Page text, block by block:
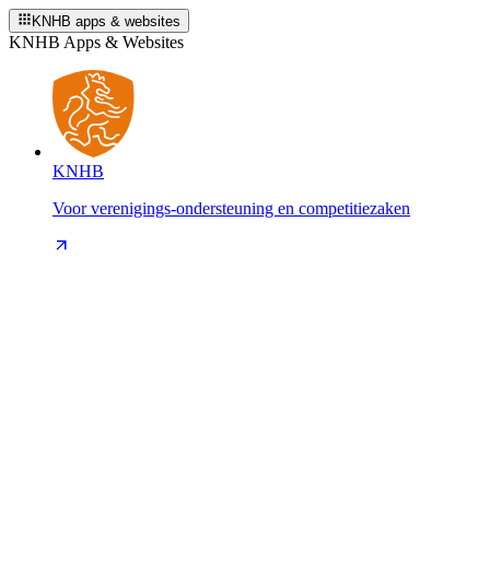
KNHB apps & websites
KNHB Apps & Websites
KNHB
Voor verenigings-ondersteuning en competitiezaken